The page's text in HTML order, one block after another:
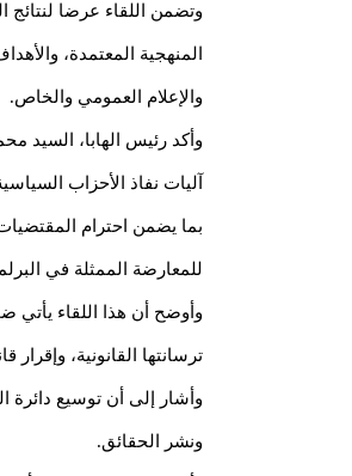
وتضمن اللقاء عرضا
المنهجية المعتمدة،
والإعلام العمومي والخاص.
وأكد رئيس الهابا، السيد
آليات نفاذ الأحزاب
للمعارضة الممثلة في
وأوضح أن هذا اللقاء يأتي
ترسانتها القانونية،
وأشار إلى أن توسيع دائرة
ونشر الحقائق.